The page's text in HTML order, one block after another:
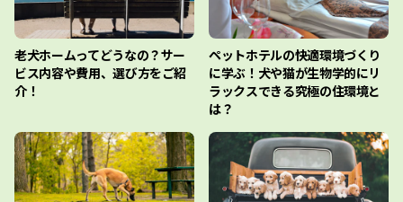
老犬ホームってどうなの？サー
ビス内容や費用、選び方をご紹
介！
ペットホテルの快適環境づくり
に学ぶ！犬や猫が生物学的にリ
ラックスできる究極の住環境と
は？